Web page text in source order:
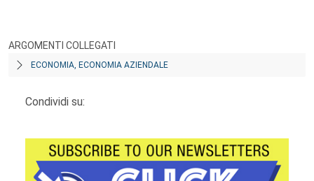
ARGOMENTI COLLEGATI
ECONOMIA, ECONOMIA AZIENDALE
Condividi su: